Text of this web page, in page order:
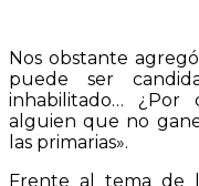
Nos obstante
puede ser
inhabilitado…
alguien que no
las primarias».
Frente al tema de